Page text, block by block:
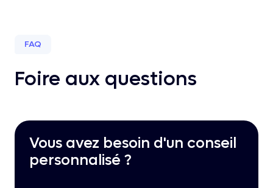
FAQ
Foire aux questions
Vous avez besoin d'un conseil
personnalisé ?